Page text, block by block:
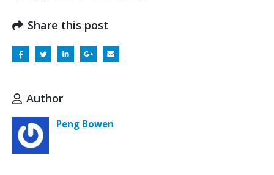
Share this post
Author
Peng Bowen